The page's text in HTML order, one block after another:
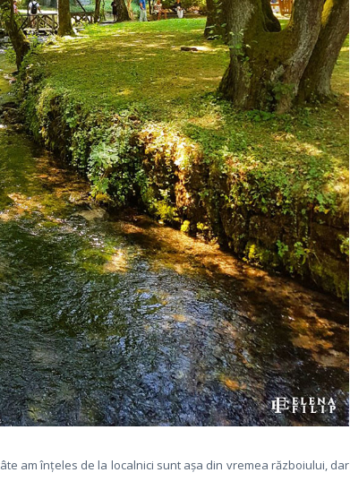
am înțeles de la localnici sunt așa din vremea războiului, dar